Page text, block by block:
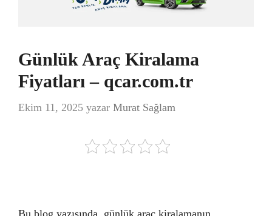
Günlük Araç Kiralama
Fiyatları – qcar.com.tr
Ekim 11, 2025 yazar Murat Sağlam
Bu blog yazısında, günlük araç kiralamanın